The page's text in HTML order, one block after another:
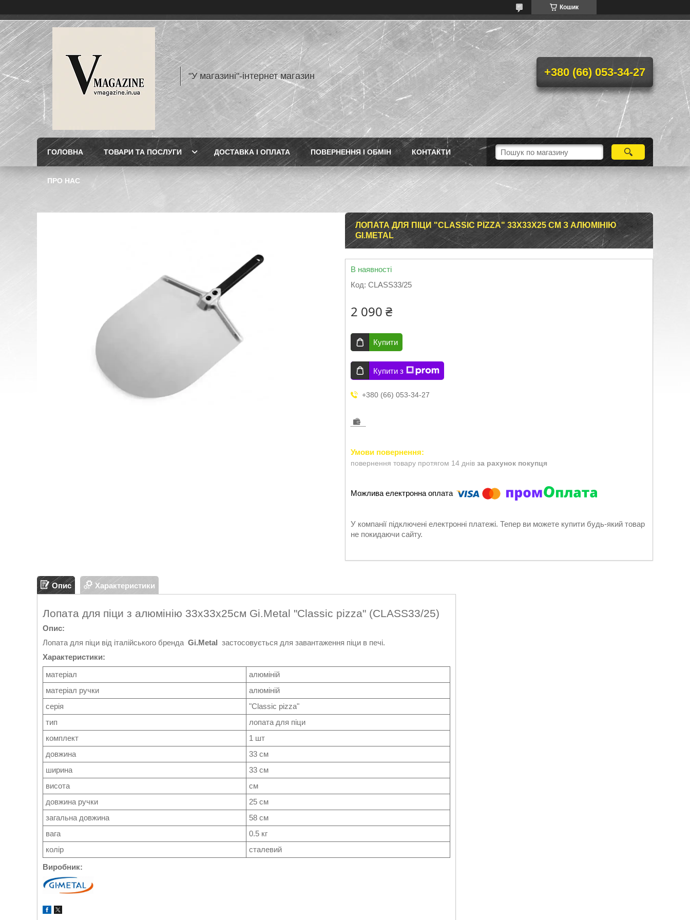
Кошик
"У магазині"-інтернет магазин +380 (66) 053-34-27
ГОЛОВНА ТОВАРИ ТА ПОСЛУГИ ДОСТАВКА І ОПЛАТА ПОВЕРНЕННЯ І ОБМІН КОНТАКТИ
ПРО НАС
ЛОПАТА ДЛЯ ПІЦИ "CLASSIC PIZZA" 33Х33Х25 СМ З АЛЮМІНІЮ
GI.METAL
В наявності
Код: CLASS33/25
2 090 ₴
Купити
Купити з
+380 (66) 053-34-27
повернення товару протягом 14 днів за рахунок покупця
У компанії підключені електронні платежі. Тепер ви можете купити будь-який товар
не покидаючи сайту.
Опис Характеристики
Лопата для піци з алюмінію 33х33х25см Gi.Metal "Classic pizza" (CLASS33/25)
Опис:
Лопата для піци від італійського бренда Gi.Metal застосовується для завантаження піци в печі.
Характеристики:
матеріал
алюміній
матеріал ручки
алюміній
серія
"Classic pizza"
тип
лопата для піци
комплект
1 шт
довжина
33 см
ширина
33 см
висота
см
довжина ручки
25 см
загальна довжина
58 см
вага
0.5 кг
колір
сталевий
Виробник: